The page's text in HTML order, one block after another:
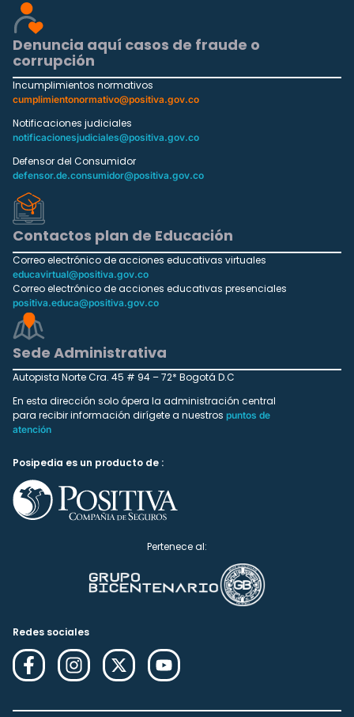
Denuncia aquí casos de fraude o
corrupción
Incumplimientos normativos
cumplimientonormativo@positiva.gov.co
Notificaciones judiciales
notificacionesjudiciales@positiva.gov.co
Defensor del Consumidor
defensor.de.consumidor@positiva.gov.co
Contactos plan de Educación
Correo electrónico de acciones educativas virtuales
educavirtual@positiva.gov.co
Correo electrónico de acciones educativas presenciales
positiva.educa@positiva.gov.co
Sede Administrativa
Autopista Norte Cra. 45 # 94 – 72* Bogotá D.C
En esta dirección solo ópera la administración central
para recibir información dirígete a nuestros puntos de
atención
Posipedia es un producto de :
Pertenece al:
Redes sociales